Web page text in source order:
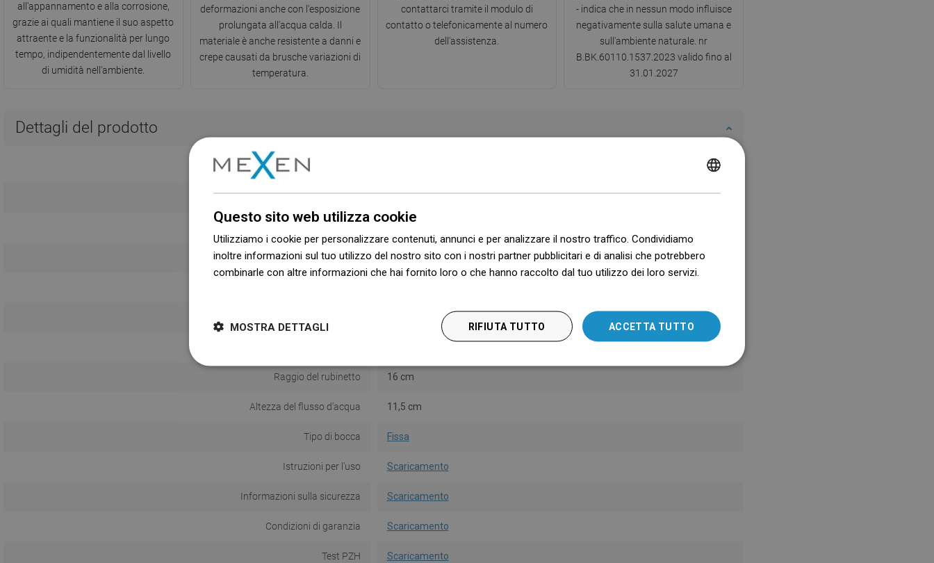
all'appannamento e alla corrosione,
grazie ai quali mantiene il suo aspetto
attraente e la funzionalità per lungo
tempo, indipendentemente dal livello
di umidità nell'ambiente.
deformazioni anche con l'esposizione
prolungata all'acqua calda. Il
materiale è anche resistente a danni e
crepe causati da brusche variazioni di
temperatura.
contattarci tramite il modulo di
contatto o telefonicamente al numero
dell'assistenza.
- indica che in nessun modo influisce
negativamente sulla salute umana e
sull'ambiente naturale. nr
B.BK.60110.1537.2023 valido fino al
31.01.2027
Dettagli del prodotto
Colore Cromo
Tappo incluso No
Raggio del rubinetto 16 cm
Altezza del flusso d'acqua 11,5 cm
Tipo di bocca Fissa
Istruzioni per l'uso Scaricamento
Informazioni sulla sicurezza Scaricamento
Condizioni di garanzia Scaricamento
Test PZH Scaricamento
ENGLISH
SLOVAK
ROMANIAN
FRENCH
Questo sito web utilizza cookie
Utilizziamo i cookie per personalizzare contenuti, annunci e per analizzare il nostro traffico. Condividiamo
inoltre informazioni sul tuo utilizzo del nostro sito con i nostri partner pubblicitari e di analisi che potrebbero
combinarle con altre informazioni che hai fornito loro o che hanno raccolto dal tuo utilizzo dei loro servizi.
ACCETTA TUTTO
RIFIUTA TUTTO
MOSTRA DETTAGLI